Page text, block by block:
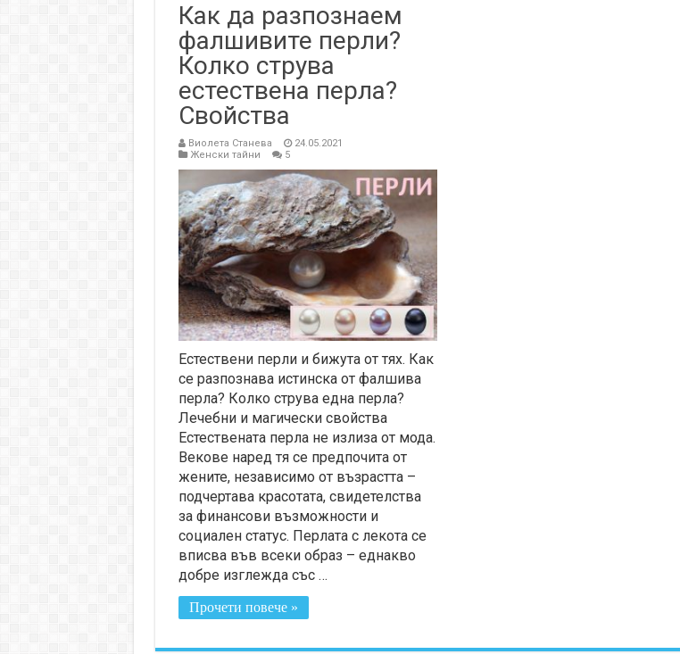
Как да разпознаем
фалшивите перли?
Колко струва
естествена перла?
Свойства
Виолета Станева
24.05.2021
Женски тайни
5
Естествени перли и бижута от тях. Как
се разпознава истинска от фалшива
перла? Колко струва една перла?
Лечебни и магически свойства
Естествената перла не излиза от мода.
Векове наред тя се предпочита от
жените, независимо от възрастта –
подчертава красотата, свидетелства
за финансови възможности и
социален статус. Перлата с лекота се
вписва във всеки образ – еднакво
добре изглежда със …
Прочети повече »